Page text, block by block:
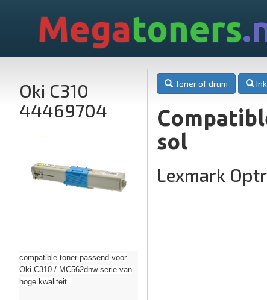
Megatoners
Oki C310
44469704
compatible toner passend voor
Oki C310 / MC562dnw serie van
hoge kwaliteit.
Toner of drum
sol
Lexmark